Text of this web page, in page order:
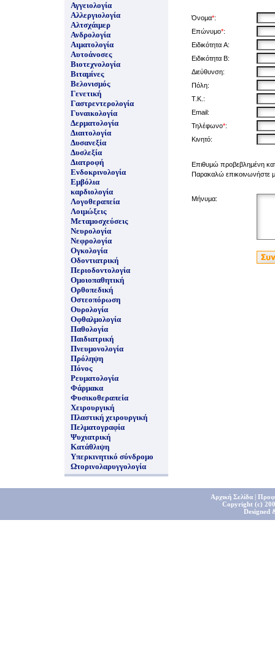
Αγγειολογία
Αλλεργιολογία
Αλτσχάιμερ
Ανδρολογία
Αιματολογία
Αυτοάνοσες
Βιοτεχνολογία
Βιταμίνες
Βελονισμός
Γενετική
Γαστρεντερολογία
Γυναικολογία
Δερματολογία
Διαιτολογία
Δυσανεξία
Δυσλεξία
Διατροφή
Ενδοκρινολογία
Εμβόλια
καρδιολογία
Λογοθεραπεία
Λοιμώξεις
Μεταμοσχεύσεις
Νευρολογία
Νεφρολογία
Ογκολογία
Οδοντιατρική
Περιοδοντολογία
Ομοιοπαθητική
Ορθοπεδική
Οστεοπόρωση
Ουρολογία
Οφθαλμολογία
Παθολογία
Παιδιατρική
Πνευμονολογία
Πρόληψη
Πόνος
Ρευματολογία
Φάρμακα
Φυσικοθεραπεία
Χειρουργική
Πλαστική χειρουργική
Πελματογραφία
Ψυχιατρική
Κατάθλιψη
Υπερκινητικό σύνδρομο
Ωτορινολαρυγγολογία
Όνομα*:
Επώνυμο*:
Ειδικότητα A:
Ειδικότητα B:
Διεύθυνση:
Πόλη:
Τ.Κ.:
Email:
Τηλέφωνο*:
Κινητό:
Επιθυμώ προβεβλημένη
Παρακαλώ επικοινωνήστε
Μήνυμα:
Αρχική Σελίδα|
Copyright (c)
Designed